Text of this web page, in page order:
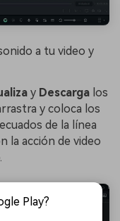
a tu video y
y Descarga los
y coloca los
de la línea
la acción de video
Play?